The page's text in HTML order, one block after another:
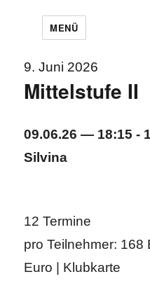
MENÜ
9. Juni 2026
Mittelstufe II
09.06.26 — 18:15 -
Silvina
12 Termine
pro Teilnehmer: 168
Euro | Klubkarte